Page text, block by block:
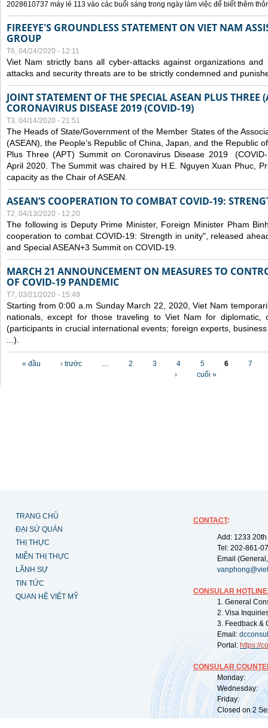
2028610737 máy lẻ 113 vào các buổi sáng trong ngày làm việc để biết thêm
FIREEYE'S GROUNDLESS STATEMENT ON VIET NAM
GROUP
T6, 04/24/2020 - 12:11
Viet Nam strictly bans all cyber-attacks against organizations
attacks and security threats are to be strictly condemned and
JOINT STATEMENT OF THE SPECIAL ASEAN PLUS
CORONAVIRUS DISEASE 2019 (COVID-19)
T3, 04/14/2020 - 21:51
The Heads of State/Government of the Member States of the
(ASEAN), the People’s Republic of China, Japan, and the Republic
Plus Three (APT) Summit on Coronavirus Disease 2019
April 2020. The Summit was chaired by H.E. Nguyen Xuan Phuc,
capacity as the Chair of ASEAN.
ASEAN’S COOPERATION TO COMBAT COVID-19:
T2, 04/13/2020 - 12:20
The following is Deputy Prime Minister, Foreign Minister Pham
cooperation to combat COVID-19: Strength in unity", released
and Special ASEAN+3 Summit on COVID-19.
MARCH 21 ANNOUNCEMENT ON MEASURES TO
OF COVID-19 PANDEMIC
T7, 03/21/2020 - 15:49
Starting from 0:00 a.m Sunday March 22, 2020, Viet Nam
nationals, except for those traveling to Viet Nam for diplomatic,
(participants in crucial international events; foreign experts,
...).
Các trang
« đầu ‹ trước … 2 3 4 5 6
7
›
cuối »
TRANG CHỦ
ĐẠI SỨ QUÁN
THỊ THỰC
MIỄN THỊ THỰC
LÃNH SỰ
TIN TỨC
QUAN HỆ VIỆT MỸ
CONTACT:
Add: 1233
Tel: 202-861-
Email
CONSULAR
1. General
2. Visa
3. Feedback &
Email:
Portal: https://
CONSULAR
Monday:
Wednesday:
Friday:
Closed on 2